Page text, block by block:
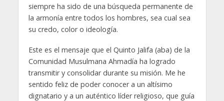
siempre ha sido de una búsqueda permanente de
la armonía entre todos los hombres, sea cual sea
su credo, color o ideología.
Este es el mensaje que el Quinto Jalifa (aba) de la
Comunidad Musulmana Ahmadía ha logrado
transmitir y consolidar durante su misión. Me he
sentido feliz de poder conocer a un altísimo
dignatario y a un auténtico líder religioso, que guía